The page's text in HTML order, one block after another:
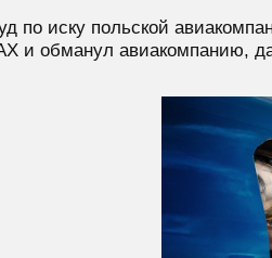
по иску польской
и обманул авиакомпанию,